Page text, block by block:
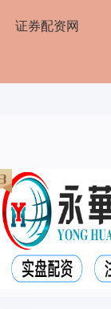
证券配资网